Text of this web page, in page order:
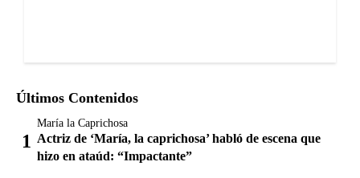
Últimos Contenidos
María la Caprichosa
Actriz de ‘María, la caprichosa’ habló de escena que
hizo en ataúd: “Impactante”